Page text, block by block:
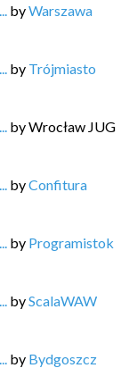
byWarszawa
by Trójmiasto
byWrocław JUG
byConfitura
by Programistok
byScalaWAW
by Bydgoszcz